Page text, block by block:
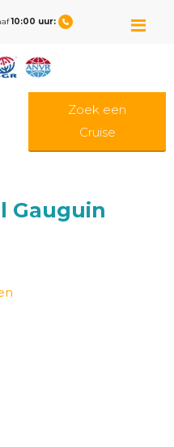
10:00 uur:
Zoek een
Cruise
Gauguin